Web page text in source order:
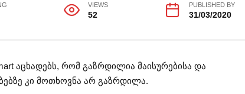
VIEWS
52
PUBLISHED BY
31/03/2020
აცხადებს, რომ გაზრდილია მაისურებისა და
კი მოთხოვნა არ გაზრდილა.